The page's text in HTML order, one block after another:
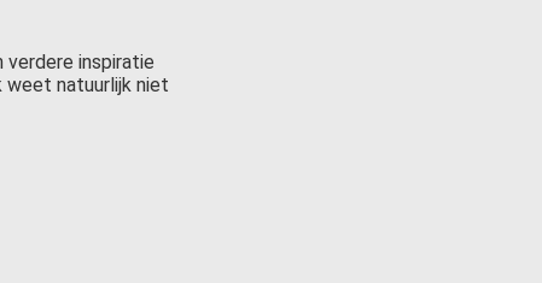
verdere inspiratie
weet natuurlijk niet